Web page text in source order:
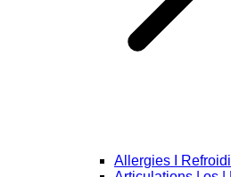
Allergies I